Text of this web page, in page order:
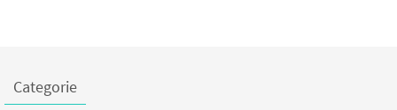
Categorie